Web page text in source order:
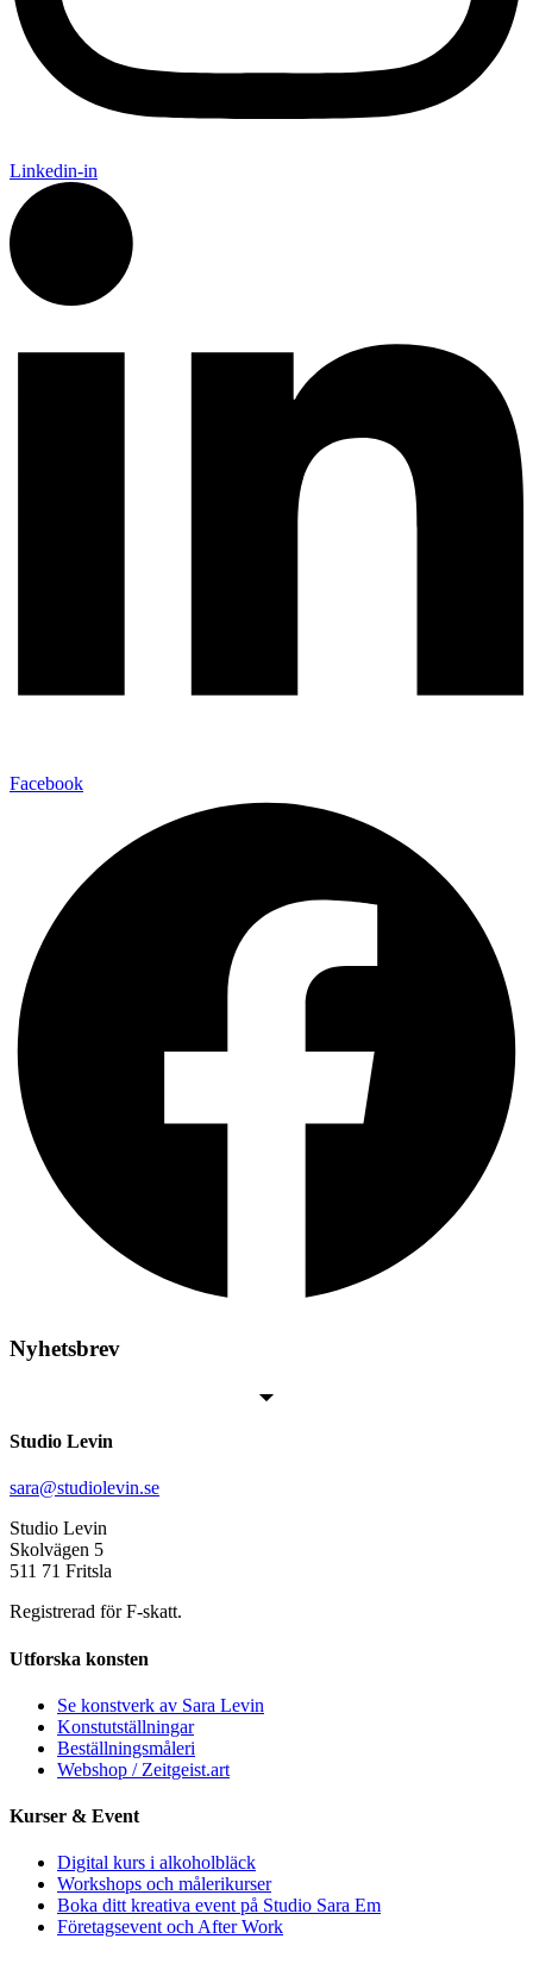
Linkedin-in
Facebook
Nyhetsbrev
Studio Levin
sara@studiolevin.se
Studio Levin
Skolvägen 5
511 71 Fritsla
Registrerad för F-skatt.
Utforska konsten
Se konstverk av Sara Levin
Konstutställningar
Beställningsmåleri
Webshop / Zeitgeist.art
Kurser & Event
Digital kurs i alkoholbläck
Workshops och målerikurser
Boka ditt kreativa event på Studio Sara Em
Företagsevent och After Work